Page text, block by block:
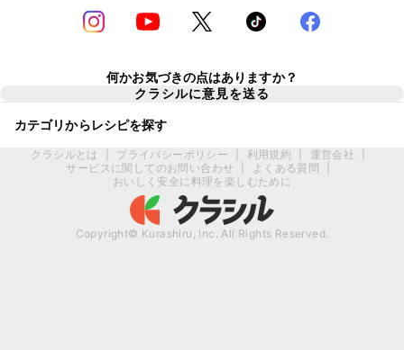
何かお気づきの点はありますか？
クラシルに意見を送る
カテゴリからレシピを探す
クラシルとは プライバシーポリシー 利用規約 運営会社
サービスに関してのお問い合わせ
よくある質問
おいしく安全に料理を楽しむために
Copyright© Kurashiru, Inc. All Rights Reserved.